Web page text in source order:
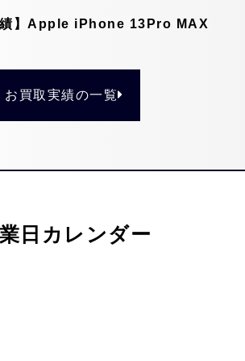
績】Apple iPhone 13Pro MAX
お買取実績の一覧
日カレンダー